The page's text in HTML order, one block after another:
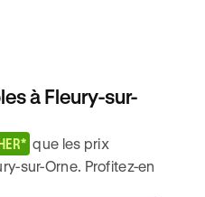
à Fleury-sur-
que les prix
sur-Orne. Profitez-en